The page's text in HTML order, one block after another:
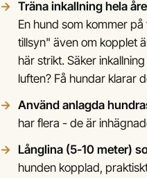
Träna inkallning hela
En hund som kommer
tillsyn" även om kopplet
här strikt. Säker
luften? Få hundar klarar
Använd anlagda
har flera - de är
Långlina (5-10 meter)
hunden kopplad,